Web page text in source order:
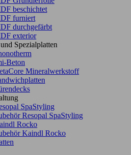
beschichtet
furniert
durchgefärbt
exterior
Spezialplatten
Beton
Mineralwerkstoff
SpaStyling
Resopal SpaStyling
Rocko
Kaindl Rocko